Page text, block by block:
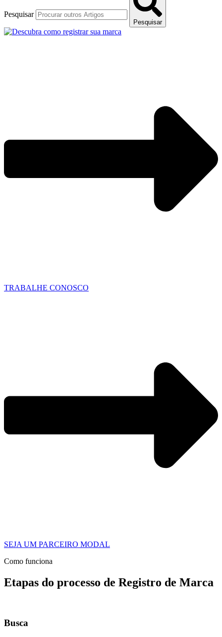
Pesquisar
Pesquisar
TRABALHE CONOSCO
SEJA UM PARCEIRO MODAL
Como funciona
Etapas do processo de Registro de Marca
Busca